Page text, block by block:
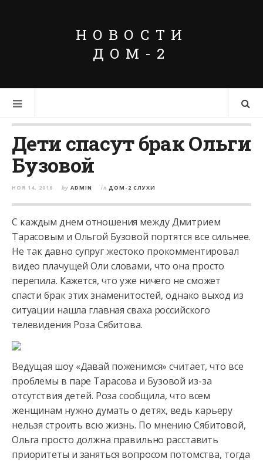
НОВОСТИ
ДОМ-2
Дети спасут брак Ольги
Бузовой
НОЯ 14, 2016 by ADMIN in ДОМ-2 СЛУХИ
С каждым днем отношения между Дмитрием
Тарасовым и Ольгой Бузовой портятся все сильнее.
Не так давно супруг жестоко прокомментировал
видео плачущей Оли словами, что она просто
перепила. Кажется, что уже ничего не сможет
спасти брак этих знаменитостей, однако выход из
ситуации нашла главная сваха российского
телевидения Роза Сябитова.
Ведущая шоу «Давай поженимся» считает, что все
проблемы в паре Тарасова и Бузовой из-за
отсутствия детей. Роза сообщила, что всем
женщинам нужно думать о детях, ведь карьеру
нельзя строить всю жизнь. По мнению Сябитовой,
Ольга просто должна правильно расставить
приоритеты и заняться вопросом потомства, тогда